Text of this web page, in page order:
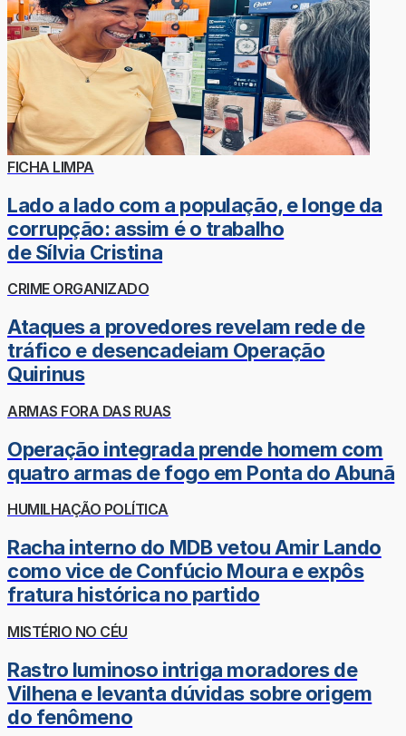
FICHA LIMPA
Lado a lado com a população, e longe da
corrupção: assim é o trabalho
de Sílvia Cristina
CRIME ORGANIZADO
Ataques a provedores revelam rede de
tráfico e desencadeiam Operação
Quirinus
ARMAS FORA DAS RUAS
Operação integrada prende homem com
quatro armas de fogo em Ponta do Abunã
HUMILHAÇÃO POLÍTICA
Racha interno do MDB vetou Amir Lando
como vice de Confúcio Moura e expôs
fratura histórica no partido
MISTÉRIO NO CÉU
Rastro luminoso intriga moradores de
Vilhena e levanta dúvidas sobre origem
do fenômeno